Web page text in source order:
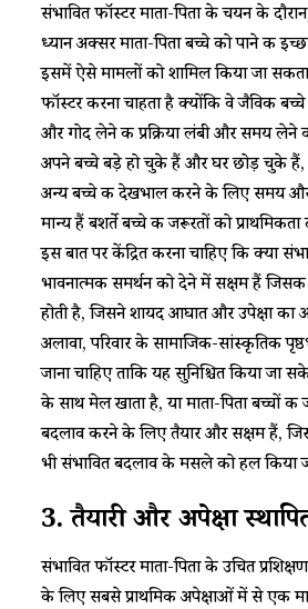
संभावित फॉस्टर माता-पिता के चयन के
ध्यान अक्सर माता-पिता बच्चे को पाने की
इसमें ऐसे मामलों को शामिल किया जा
फॉस्टर करना चाहता है क्योंकि वे जैविक
और गोद लेने की प्रक्रिया लंबी और समय लेने
अपने बच्चे बड़े हो चुके हैं और घर छोड़ चुके
अन्य बच्चे की देखभाल करने के लिए समय
मान्य हैं बशर्ते बच्चे की जरूरतों को
इस बात पर केंद्रित करना चाहिए कि क्या
भावनात्मक समर्थन को देने में सक्षम हैं
होती है, जिसने शायद आघात और उपेक्षा का
अलावा, परिवार के सामाजिक-सांस्कृतिक
जाना चाहिए ताकि यह सुनिश्चित किया जा
के साथ मेल खाता है, या माता-पिता बच्चों
बदलाव करने के लिए तैयार और सक्षम हैं,
भी संभावित बदलाव के मसले को हल किया
3. तैयारी और अपेक्षा
संभावित फॉस्टर माता-पिता के उचित
के लिए सबसे प्राथमिक अपेक्षाओं में से एक